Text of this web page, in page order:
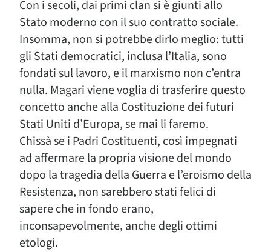
Con i secoli, dai primi clan si è giunti allo
Stato moderno con il suo contratto sociale.
Insomma, non si potrebbe dirlo meglio: tutti
gli Stati democratici, inclusa l’Italia, sono
fondati sul lavoro, e il marxismo non c’entra
nulla. Magari viene voglia di trasferire questo
concetto anche alla Costituzione dei futuri
Stati Uniti d’Europa, se mai li faremo.
Chissà se i Padri Costituenti, così impegnati
ad affermare la propria visione del mondo
dopo la tragedia della Guerra e l’eroismo della
Resistenza, non sarebbero stati felici di
sapere che in fondo erano,
inconsapevolmente, anche degli ottimi
etologi.